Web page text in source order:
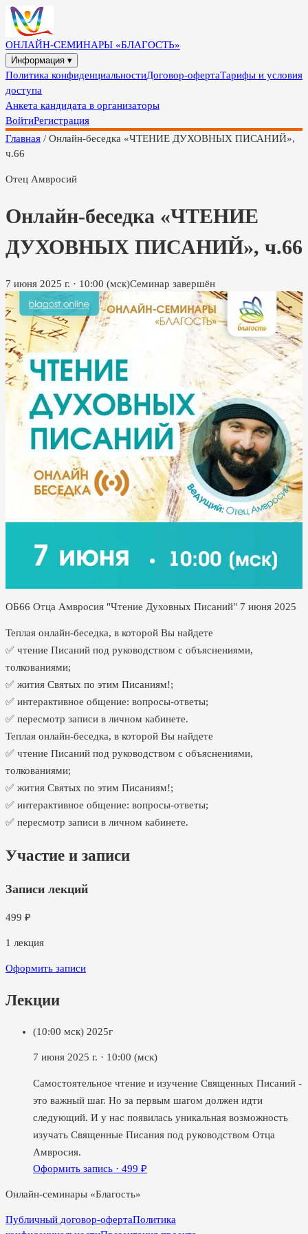
ОНЛАЙН-СЕМИНАРЫ «БЛАГОСТЬ»
Информация ▾
Политика конфиденциальностиДоговор-офертаТарифы и условия
доступа
Анкета кандидата в организаторы
ВойтиРегистрация
Главная / Онлайн-беседка «ЧТЕНИЕ ДУХОВНЫХ ПИСАНИЙ»,
ч.66
Отец Амвросий
Онлайн-беседка «ЧТЕНИЕ
ДУХОВНЫХ ПИСАНИЙ», ч.66
7 июня 2025 г. · 10:00 (мск)Семинар завершён
ОБ66 Отца Амвросия "Чтение Духовных Писаний" 7 июня 2025
Теплая онлайн-беседка, в которой Вы найдете
✅ чтение Писаний под руководством с объяснениями,
толкованиями;
✅ жития Святых по этим Писаниям!;
✅ интерактивное общение: вопросы-ответы;
✅ пересмотр записи в личном кабинете.
Теплая онлайн-беседка, в которой Вы найдете
✅ чтение Писаний под руководством с объяснениями,
толкованиями;
✅ жития Святых по этим Писаниям!;
✅ интерактивное общение: вопросы-ответы;
✅ пересмотр записи в личном кабинете.
Участие и записи
Записи лекций
499 ₽
1 лекция
Оформить записи
Лекции
(10:00 мск) 2025г
7 июня 2025 г. · 10:00 (мск)
Самостоятельное чтение и изучение Священных Писаний -
это важный шаг. Но за первым шагом должен идти
следующий. И у нас появилась уникальная возможность
изучать Священные Писания под руководством Отца
Амвросия.
Оформить запись · 499 ₽
Онлайн-семинары «Благость»
Публичный договор-офертаПолитика